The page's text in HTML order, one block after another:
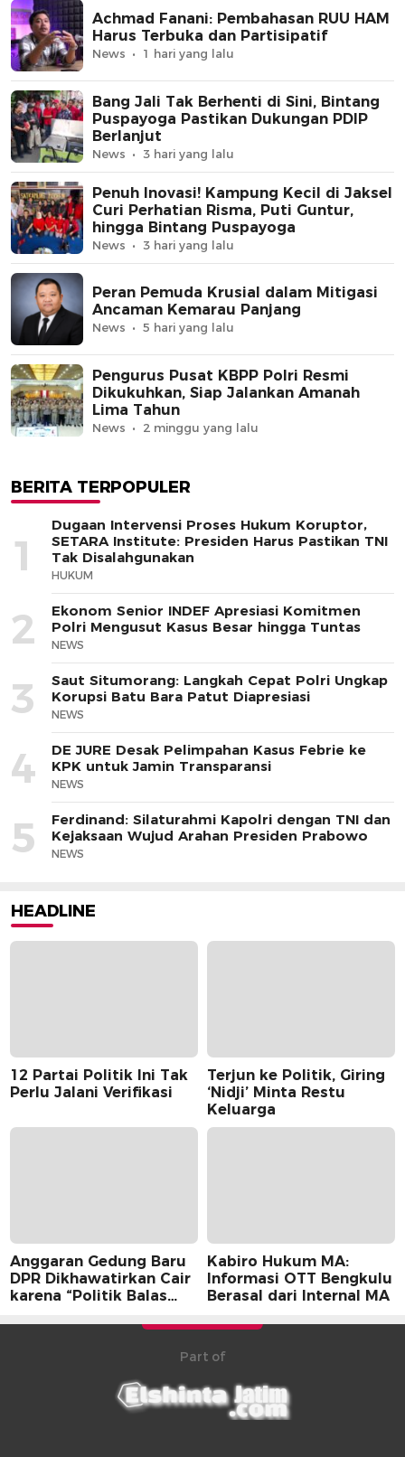
Achmad Fanani: Pembahasan RUU HAM
Harus Terbuka dan Partisipatif
News 1 hari yang lalu
Bang Jali Tak Berhenti di Sini, Bintang
Puspayoga Pastikan Dukungan PDIP
Berlanjut
News 3 hari yang lalu
Penuh Inovasi! Kampung Kecil di Jaksel
Curi Perhatian Risma, Puti Guntur,
hingga Bintang Puspayoga
News 3 hari yang lalu
Peran Pemuda Krusial dalam Mitigasi
Ancaman Kemarau Panjang
News 5 hari yang lalu
Pengurus Pusat KBPP Polri Resmi
Dikukuhkan, Siap Jalankan Amanah
Lima Tahun
News 2 minggu yang lalu
BERITA TERPOPULER
1
Dugaan Intervensi Proses Hukum Koruptor,
SETARA Institute: Presiden Harus Pastikan TNI
Tak Disalahgunakan
HUKUM
2
Ekonom Senior INDEF Apresiasi Komitmen
Polri Mengusut Kasus Besar hingga Tuntas
NEWS
3
Saut Situmorang: Langkah Cepat Polri Ungkap
Korupsi Batu Bara Patut Diapresiasi
NEWS
4
DE JURE Desak Pelimpahan Kasus Febrie ke
KPK untuk Jamin Transparansi
NEWS
5
Ferdinand: Silaturahmi Kapolri dengan TNI dan
Kejaksaan Wujud Arahan Presiden Prabowo
NEWS
HEADLINE
12 Partai Politik Ini Tak
Perlu Jalani Verifikasi
Terjun ke Politik, Giring
‘Nidji’ Minta Restu
Keluarga
Anggaran Gedung Baru
DPR Dikhawatirkan Cair
karena “Politik Balas
Kabiro Hukum MA:
Informasi OTT Bengkulu
Berasal dari Internal MA
Part of